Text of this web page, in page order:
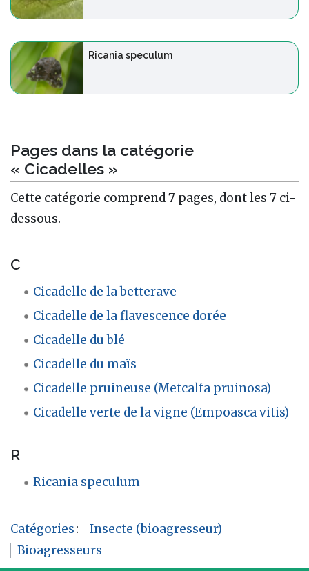
Ricania speculum
Pages dans la catégorie
« Cicadelles »
Cette catégorie comprend 7 pages, dont les 7 ci-
dessous.
C
Cicadelle de la betterave
Cicadelle de la flavescence dorée
Cicadelle du blé
Cicadelle du maïs
Cicadelle pruineuse (Metcalfa pruinosa)
Cicadelle verte de la vigne (Empoasca vitis)
R
Ricania speculum
Catégories:
Insecte (bioagresseur)
Bioagresseurs